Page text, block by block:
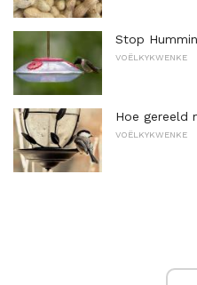
Stop
VOËLKYKWENKE
Hoe gereeld
VOËLKYKWENKE